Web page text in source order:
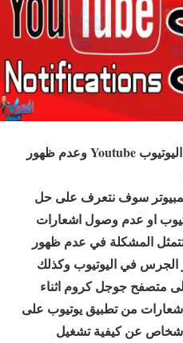
حل مشكلة عدم عمل اشعارات اليوتيوب Youtube وعدم ظهور
سوف نتعرف على حل
او عدم وصول اشعارات
تتمثل المشكلة في عدم ظهور
في اليوتيوب وكذلك
متصفح جوجل كروم اثناء
من تطبيق يوتيوب على
عن كيفية تشغيل